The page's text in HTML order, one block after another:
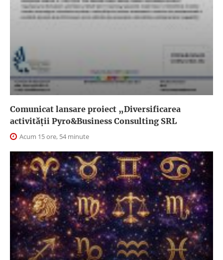
Comunicat lansare proiect „Diversificarea
activității Pyro&Business Consulting SRL
Acum 15 ore, 54 minute